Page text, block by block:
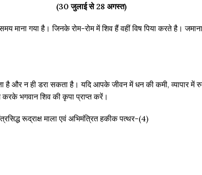
(30 जुलाई से 28 अगस्त)
माना गया है। जिनके रोम-रोम में शिव हैं वहीं विष पिया करते है।
और न ही डरा सकता है। यदि आपके जीवन में धन की कमी, व्यापार में
भगवान शिव की कृपा प्राप्त करें।
रूद्राक्ष माला एवं अभिमंत्रित हकीक पत्थर-(4)